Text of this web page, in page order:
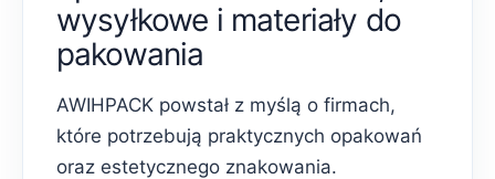
wysyłkowe i materiały do
pakowania
AWIHPACK powstał z myślą o firmach,
które potrzebują praktycznych opakowań
oraz estetycznego znakowania.